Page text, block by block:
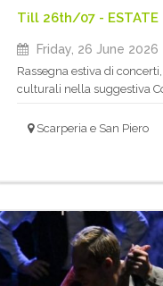
Till 26th/07 - ESTATE
Friday, 26 June 2026
Rassegna estiva di
culturali nella suggestiva
Scarperia e San Piero